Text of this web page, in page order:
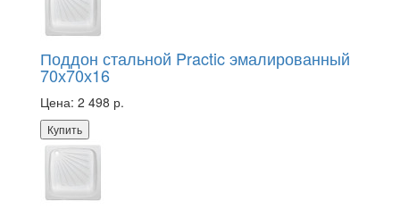
Поддон стальной Practic эмалированный
70х70х16
Цена: 2 498 р.
Купить